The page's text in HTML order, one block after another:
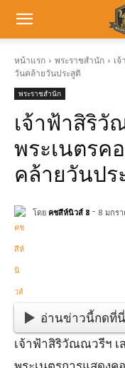
หน้าแรก พระราชสำนัก
เ
วันคล้ายวันประสูติ
พระราชสำนัก
เจ้าฟ้าสิริ
พระเนตรค
คล้ายวันปร
โดย คชสีห์นิวส์ 8 - 8 มกร
อ่านข่าวนี้กดที่นี่
เจ้าฟ้าสิริวัณณวรีฯ เ